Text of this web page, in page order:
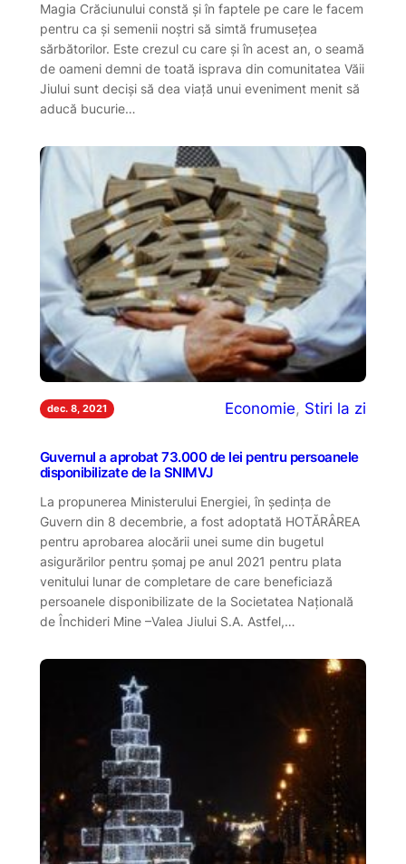
Magia Crăciunului constă și în faptele pe care le facem
pentru ca și semenii noștri să simtă frumusețea
sărbătorilor. Este crezul cu care și în acest an, o seamă
de oameni demni de toată isprava din comunitatea Văii
Jiului sunt deciși să dea viață unui eveniment menit să
aducă bucurie…
dec. 8, 2021 Economie, Stiri la zi
Guvernul a aprobat 73.000 de lei pentru persoanele
disponibilizate de la SNIMVJ
La propunerea Ministerului Energiei, în ședința de
Guvern din 8 decembrie, a fost adoptată HOTĂRÂREA
pentru aprobarea alocării unei sume din bugetul
asigurărilor pentru șomaj pe anul 2021 pentru plata
venitului lunar de completare de care beneficiază
persoanele disponibilizate de la Societatea Națională
de Închideri Mine –Valea Jiului S.A. Astfel,…